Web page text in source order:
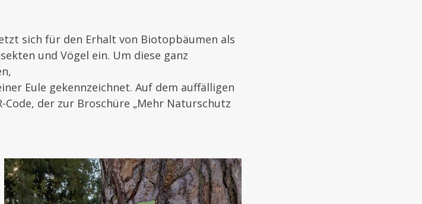
sich für den Erhalt von Biotopbäumen als
und Vögel ein. Um diese ganz
Eule gekennzeichnet. Auf dem auffälligen
der zur Broschüre „Mehr Naturschutz